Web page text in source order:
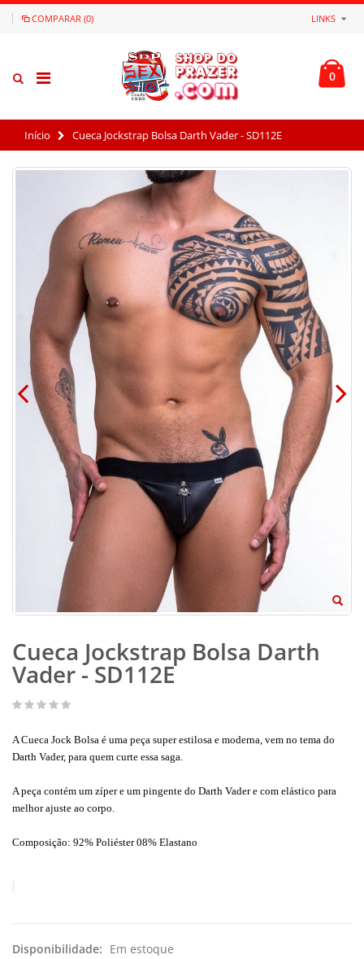
COMPARAR (0) LINKS
0
Início Cueca Jockstrap Bolsa Darth Vader - SD112E
Cueca Jockstrap Bolsa Darth
Vader - SD112E
A Cueca Jock Bolsa é uma peça super estilosa e moderna, vem no tema do
Darth Vader, para quem curte essa saga.
A peça contém um zíper e um pingente do Darth Vader e com elástico para
melhor ajuste ao corpo.
Composição: 92% Poliéster 08% Elastano
Disponibilidade: Em estoque